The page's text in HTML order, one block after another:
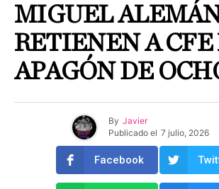
MIGUEL
RETIENEN A CFE
APAGÓN DE
By Javier
Publicado el 7 julio, 2026
Facebook